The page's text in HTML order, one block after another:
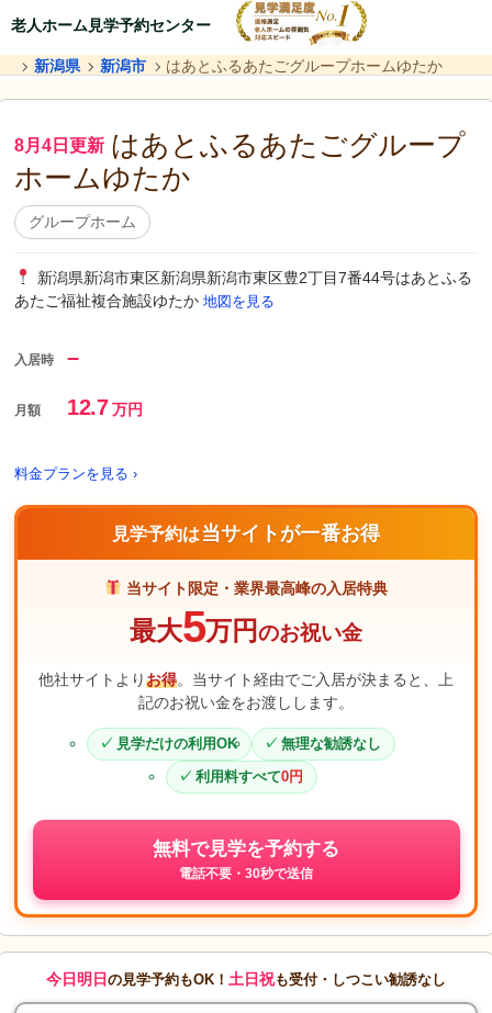
老人ホーム見学予約センター
新潟県 新潟市 はあとふるあたごグループホームゆたか
8月4日更新 はあとふるあたごグループ
ホームゆたか
グループホーム
新潟県新潟市東区新潟県新潟市東区豊2丁目7番44号はあとふる
あたご福祉複合施設ゆたか 地図を見る
入居時 –
月額 12.7 万円
料金プランを見る ›
見学予約は当サイトが一番お得
当サイト限定・業界最高峰の入居特典
最大5万円のお祝い金
他社サイトよりお得。当サイト経由でご入居が決まると、上
記のお祝い金をお渡しします。
見学だけの利用OK
無理な勧誘なし
利用料すべて0円
無料で見学を予約する
電話不要・30秒で送信
今日明日 の見学予約もOK！ 土日祝も受付・しつこい勧誘なし